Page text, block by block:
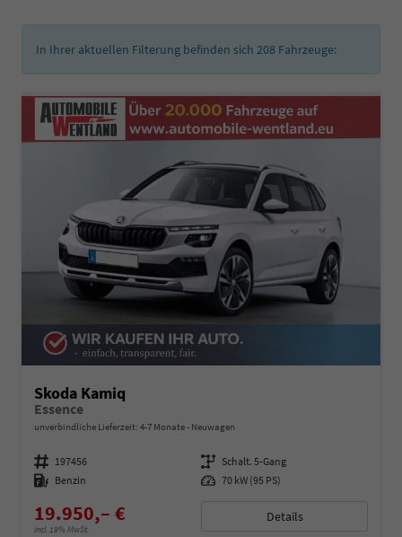
In Ihrer aktuellen Filterung befinden sich 208 Fahrzeuge:
Skoda Kamiq
Essence
unverbindliche Lieferzeit: 4-7 Monate Neuwagen
Fahrzeugnummer 197456 Getriebe Schalt. 5-Gang
Kraftstoff Benzin Leistung 70 kW (95 PS)
19.950,– €
incl. 19% MwSt.
Details